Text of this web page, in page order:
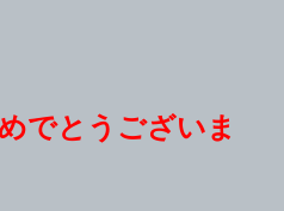
でとうございま